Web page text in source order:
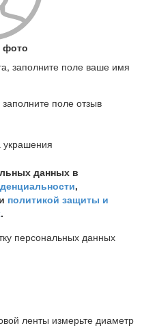
фото
заполните поле ваше имя
поле отзыв
украшения
данных в
,
и политикой защиты и
.
персональных данных
ленты измерьте диаметр